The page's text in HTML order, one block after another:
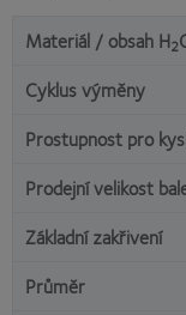
Materiál / obsah H2
Cyklus výměny
Prostupnost pro
Prodejní velikost
Základní zakřivení
Průměr